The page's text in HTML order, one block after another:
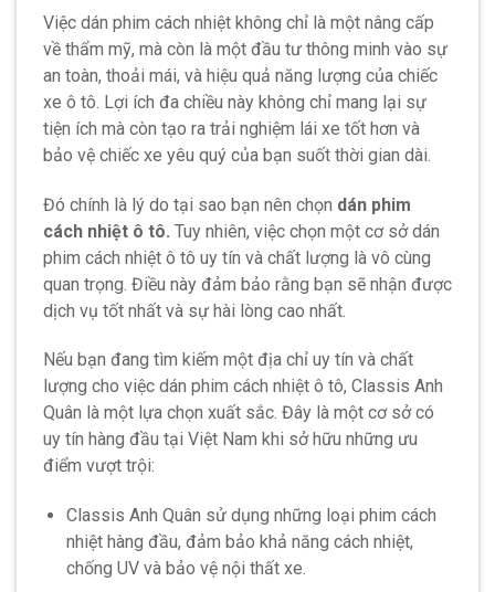
Việc dán phim cách nhiệt không chỉ là một nâng cấp
về thẩm mỹ, mà còn là một đầu tư thông minh vào sự
an toàn, thoải mái, và hiệu quả năng lượng của chiếc
xe ô tô. Lợi ích đa chiều này không chỉ mang lại sự
tiện ích mà còn tạo ra trải nghiệm lái xe tốt hơn và
bảo vệ chiếc xe yêu quý của bạn suốt thời gian dài.
Đó chính là lý do tại sao bạn nên chọn dán phim
cách nhiệt ô tô. Tuy nhiên, việc chọn một cơ sở dán
phim cách nhiệt ô tô uy tín và chất lượng là vô cùng
quan trọng. Điều này đảm bảo rằng bạn sẽ nhận được
dịch vụ tốt nhất và sự hài lòng cao nhất.
Nếu bạn đang tìm kiếm một địa chỉ uy tín và chất
lượng cho việc dán phim cách nhiệt ô tô, Classis Anh
Quân là một lựa chọn xuất sắc. Đây là một cơ sở có
uy tín hàng đầu tại Việt Nam khi sở hữu những ưu
điểm vượt trội:
Classis Anh Quân sử dụng những loại phim cách
nhiệt hàng đầu, đảm bảo khả năng cách nhiệt,
chống UV và bảo vệ nội thất xe.